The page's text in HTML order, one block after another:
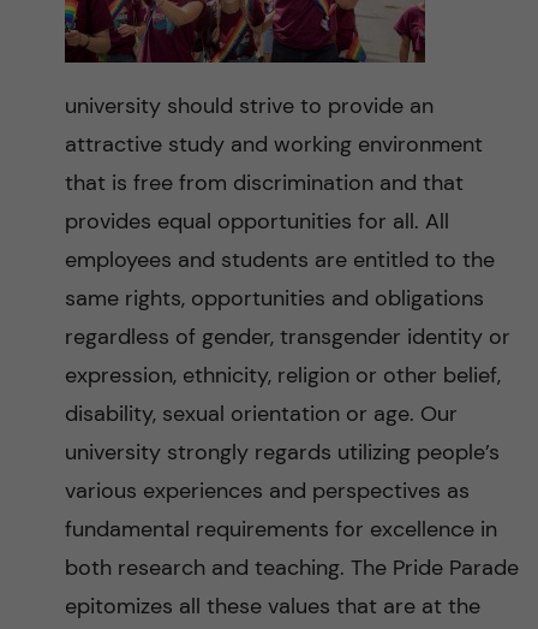
university should strive to provide an
attractive study and working environment
that is free from discrimination and that
provides equal opportunities for all. All
employees and students are entitled to the
same rights, opportunities and obligations
regardless of gender, transgender identity or
expression, ethnicity, religion or other belief,
disability, sexual orientation or age. Our
university strongly regards utilizing people’s
various experiences and perspectives as
fundamental requirements for excellence in
both research and teaching. The Pride Parade
epitomizes all these values that are at the